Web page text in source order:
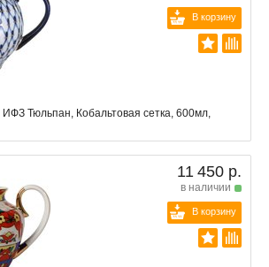
В корзину
Тюльпан, Кобальтовая сетка, 600мл,
11 450 р.
в наличии
В корзину